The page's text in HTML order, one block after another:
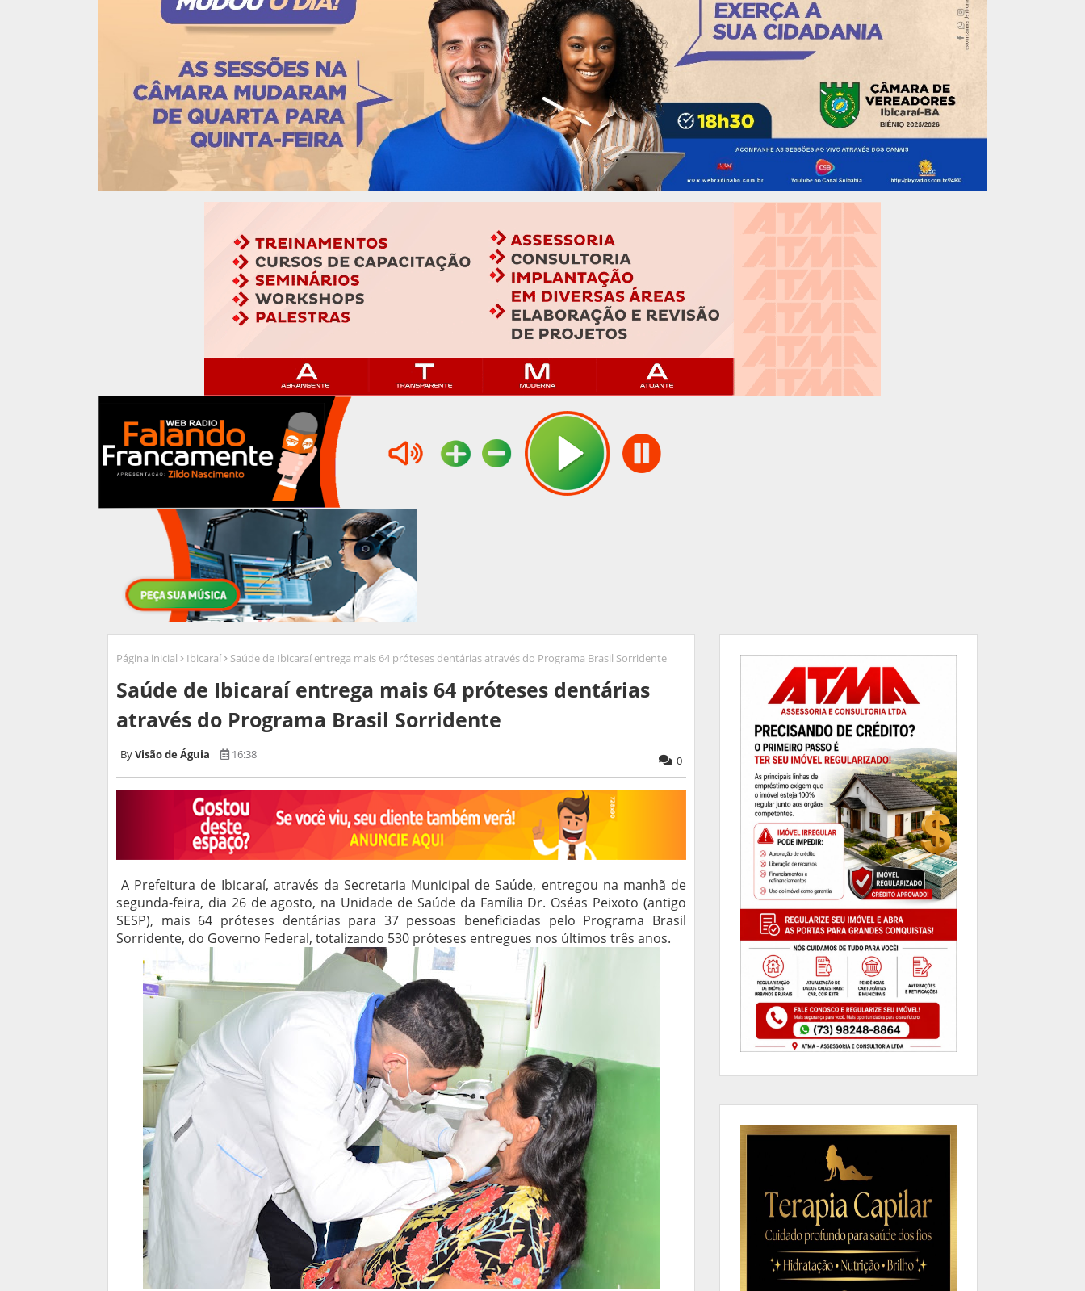
Página inicial Ibicaraí Saúde de Ibicaraí entrega mais 64 próteses dentárias através do Programa Brasil Sorridente
Saúde de Ibicaraí entrega mais 64 próteses dentárias
através do Programa Brasil Sorridente
Visão de Águia 16:38 0
A Prefeitura de Ibicaraí, através da Secretaria Municipal de Saúde, entregou na manhã de
segunda-feira, dia 26 de agosto, na Unidade de Saúde da Família Dr. Oséas Peixoto (antigo
SESP), mais 64 próteses dentárias para 37 pessoas beneficiadas pelo Programa Brasil
Sorridente, do Governo Federal, totalizando 530 próteses entregues nos últimos três anos.